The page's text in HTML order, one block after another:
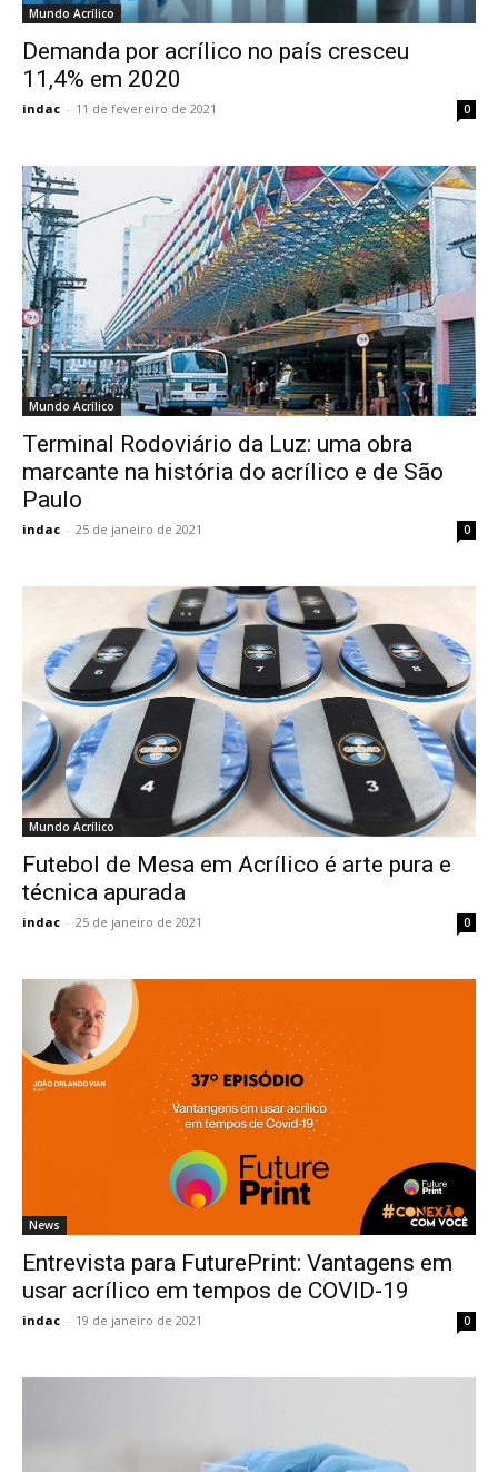
Mundo Acrílico
Demanda por acrílico no país cresceu
11,4% em 2020
indac - 11 de fevereiro de 2021 0
Mundo Acrílico
Terminal Rodoviário da Luz: uma obra
marcante na história do acrílico e de São
Paulo
indac - 25 de janeiro de 2021 0
Mundo Acrílico
Futebol de Mesa em Acrílico é arte pura e
técnica apurada
indac - 25 de janeiro de 2021 0
News
Entrevista para FuturePrint: Vantagens em
usar acrílico em tempos de COVID-19
indac - 19 de janeiro de 2021 0